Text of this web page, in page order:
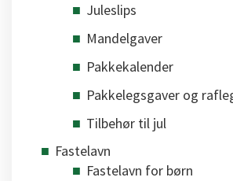
Juleslips
Mandelgaver
Pakkekalender
Pakkelegsgaver og
Tilbehør til jul
Fastelavn
Fastelavn for børn